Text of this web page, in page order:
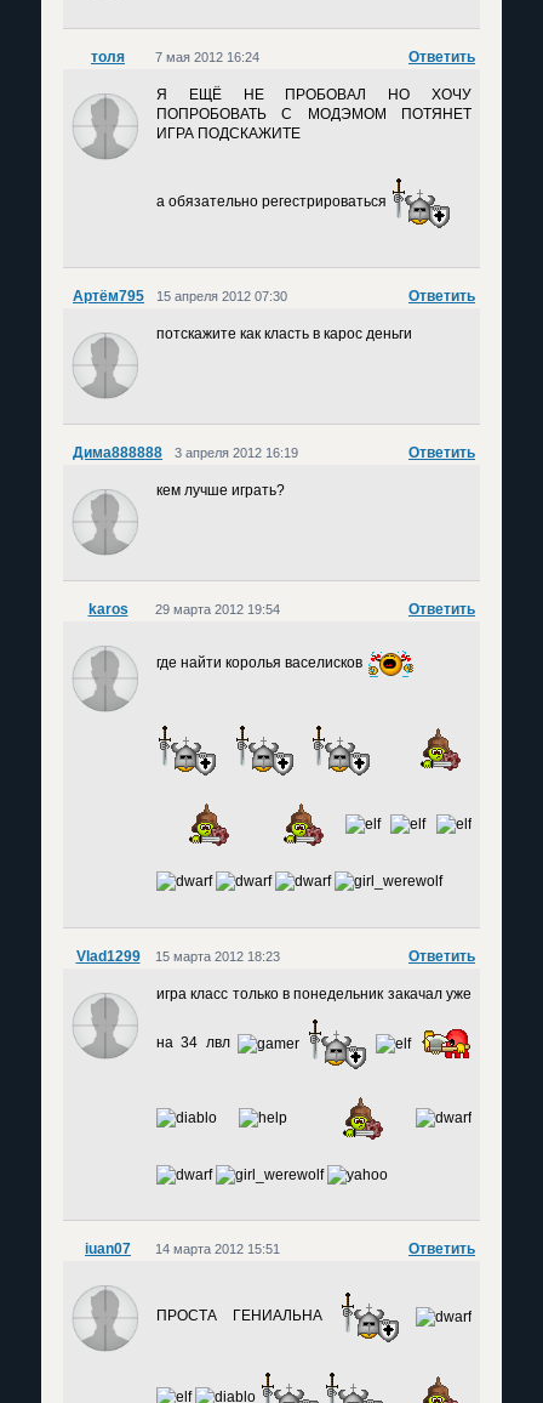
толя Ответить
7 мая 2012 16:24
Я ЕЩЁ НЕ ПРОБОВАЛ НО ХОЧУ
ПОПРОБОВАТЬ С МОДЭМОМ ПОТЯНЕТ
ИГРА ПОДСКАЖИТЕ
а обязательно регестрироваться
Артём795 Ответить
15 апреля 2012 07:30
потскажите как класть в карос деньги
Дима888888 Ответить
3 апреля 2012 16:19
кем лучше играть?
karos Ответить
29 марта 2012 19:54
где найти королья васелисков
Vlad1299 Ответить
15 марта 2012 18:23
игра класс только в понедельник закачал уже
на 34 лвл
iuan07 Ответить
14 марта 2012 15:51
ПРОСТА ГЕНИАЛЬНА